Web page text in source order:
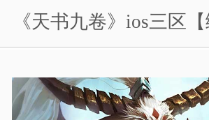
《天书九卷》ios三区